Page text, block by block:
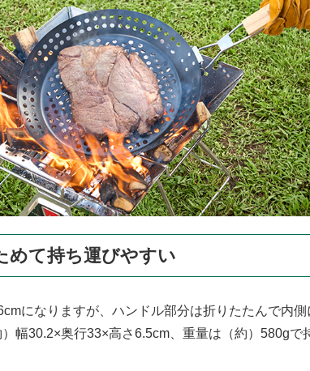
めて持ち運びやすい
になりますが、ハンドル部分は折りたたんで内
幅30.2×奥行33×高さ6.5cm、重量は（約）580gで